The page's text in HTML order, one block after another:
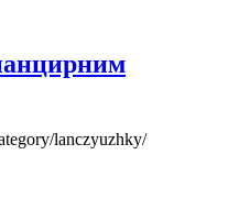
lanczyuzhky/